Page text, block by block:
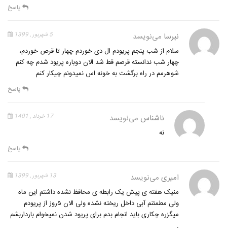
پاسخ
نیرسا می‌نویسد 5 شهریور , 1399
سلام از شب پنجم پریودم ال دی خوردم چهار تا قرص خوردم،
چهار شب ندانسته قرصم قط شد الان دوباره پریود شدم چه کنم
شوهرمم در راه برگشت به خونه اس نمیدونم چیکار کنم
پاسخ
ناشناس می‌نویسد 17 خرداد , 1401
نه
پاسخ
امیری می‌نویسد 13 شهریور , 1399
منیک هفته ی پیش یک رابطه ی محافظ نشده داشتم این ماه
ولی مطمئنم آبی داخل ریخته نشده ولی الان ۵روز از پریودم
میگزره چکاری باید انجام بدم برای پریود شدن نمیخوام بارداربشم
.